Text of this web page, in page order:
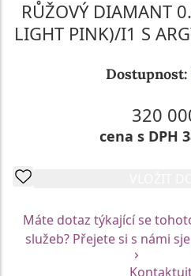
RŮŽOVÝ DIAMANT
LIGHT PINK)/I1 S
Dostupnost:
320
cena s DPH
Máte dotaz týkající se
služeb? Přejete si s námi